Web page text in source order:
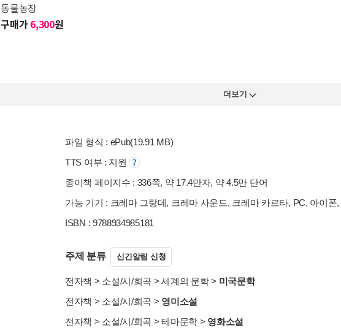
동물농장
구매가 6,300원
더보기
파일 형식 : ePub(19.91 MB)
TTS 여부 : 지원
종이책 페이지수 : 336쪽, 약 17.4만자, 약 4.5만 단어
가능 기기 : 크레마 그랑데, 크레마 사운드, 크레마 카르타, PC, 아이
ISBN : 9788934985181
주제 분류 신간알림 신청
전자책 > 소설/시/희곡 >세계의 문학> 미국문학
전자책 > 소설/시/희곡 > 영미소설
전자책 > 소설/시/희곡 >테마문학 > 영화소설